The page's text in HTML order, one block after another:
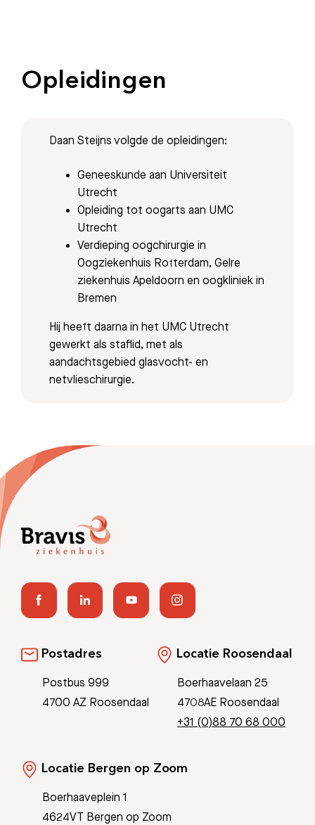
Bezoektijden
Afspraak maken
Afdelingen
Opleidingen
Daan Steijns volgde de opleidingen:
Geneeskunde aan Universiteit
Utrecht
Opleiding tot oogarts aan UMC
Utrecht
Verdieping oogchirurgie in
Oogziekenhuis Rotterdam, Gelre
ziekenhuis Apeldoorn en oogkliniek in
Bremen
Hij heeft daarna in het UMC Utrecht
gewerkt als staflid, met als
aandachtsgebied glasvocht- en
netvlieschirurgie.
Postadres
Postbus 999
4700 AZ Roosendaal
Locatie Roosendaal
Boerhaavelaan 25
4708AE Roosendaal
+31 (0)88 70 68 000
Locatie Bergen op Zoom
Boerhaaveplein 1
4624VT Bergen op Zoom